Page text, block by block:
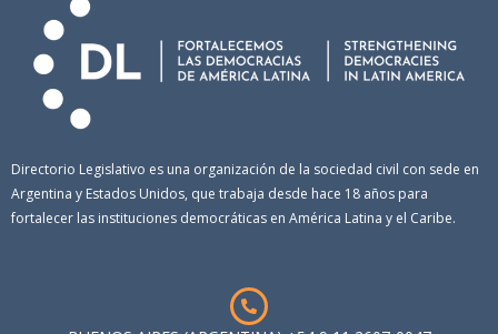
Directorio Legislativo es una organización de la sociedad civil con sede en
Argentina y Estados Unidos, que trabaja desde hace 18 años para
fortalecer las instituciones democráticas en América Latina y el Caribe.